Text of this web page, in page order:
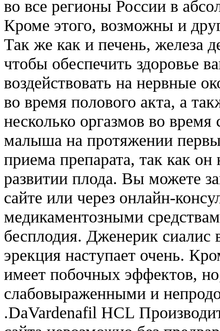
во все регионы России в
Кроме этого, возможны и
Так же как и печень, железа
чтобы обеспечить здоровье
воздействовать на нервные
во время полового акта, а
несколько оргазмов во время
малыша на протяжении
приема препарата, так как он
развитии плода. Вы можете
сайте или через онлайн-
медикаментозными
бесплодия. Дженерик сиалис
эрекция наступает очень.
имеет побочных эффектов,
слабовыраженными и
.DaVardenafil HCL